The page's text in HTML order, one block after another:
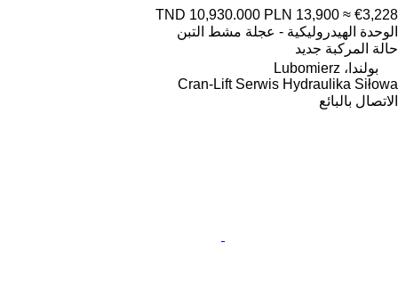
TND 10,930.000 PLN 13,900 ≈ €3,228
الوحدة الهيدروليكية - عجلة مشط التبن
حالة المركبة جديد
بولندا، Lubomierz
Cran-Lift Serwis Hydraulika Siłowa
الاتصال بالبائع